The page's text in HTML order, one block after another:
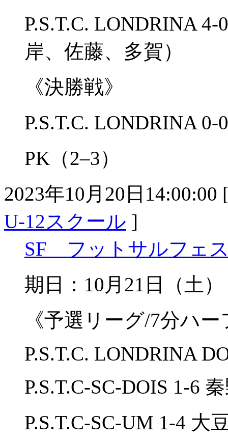
P.S.T.C. LONDRINA
岸、佐藤、多賀）
《決勝戦》
P.S.T.C. LONDRINA
PK（2–3）
2023年10月20日14:00:00
U-12スクール ]
SF フットサルフェス
期日：10月21日（
《予選リーグ/7分ハー
P.S.T.C. LONDRINA
P.S.T.C-SC-DOIS 1-6
P.S.T.C-SC-UM 1-4 大